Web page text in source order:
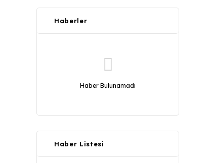
Haberler
Haber Bulunamadı
Haber Listesi